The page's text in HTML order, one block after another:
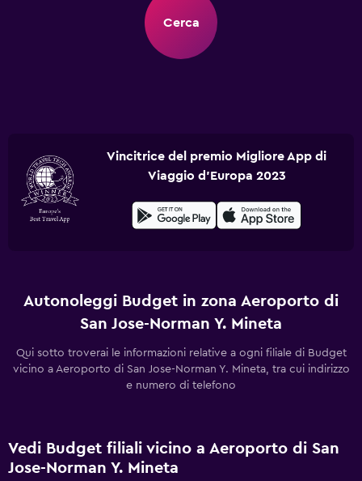
Cerca
Vincitrice del premio Migliore App di
Viaggio d'Europa 2023
Autonoleggi Budget in zona Aeroporto di
San Jose-Norman Y. Mineta
Qui sotto troverai le informazioni relative a ogni filiale di Budget
vicino a Aeroporto di San Jose-Norman Y. Mineta, tra cui indirizzo
e numero di telefono
Vedi Budget filiali vicino a Aeroporto di San
Jose-Norman Y. Mineta